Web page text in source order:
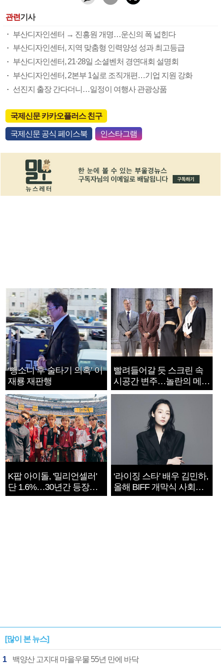
관련기사
부산디자인센터 → 진흥원 개명…운신의 폭 넓힌다
부산디자인센터, 지역 맞춤형 인력양성 성과 최고등급
부산디자인센터, 21·28일 소셜벤처 경연대회 설명회
부산디자인센터, 2본부 1실로 조직개편…기업 지원 강화
선진지 출장 간다더니…일정이 여행사 관광상품
국제신문 카카오플러스 친구
국제신문 공식 페이스북 인스타그램
‘뺑소니 후 술타기 의혹’ 이
재룡 재판행
빨려들어갈 듯 스크린 속
시공간 변주…놀란의 메시
지는 ‘전쟁 속죄’
K팝 아이돌, '밀리언셀러'
단 1.6%…30년간 등장
1182개팀 전수조사
‘라이징 스타’ 배우 김민하,
올해 BIFF 개막식 사회자
확정
[많이 본 뉴스]
1 백양산 고지대 마을우물 55년 만에 바닥